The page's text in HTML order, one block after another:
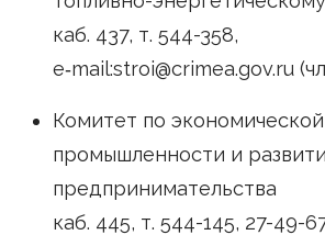
каб. 437, т. 544-358,
e‑mail:stroi@crimea.gov.ru
Комитет по
промышленности и
предпринимательства
каб. 445, т. 544-145, 27-49-